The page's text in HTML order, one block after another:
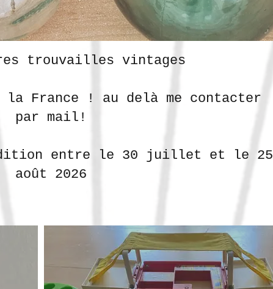
trouvailles vintages
France ! au delà me contacter
par mail!
entre le 30 juillet et le 25
août 2026